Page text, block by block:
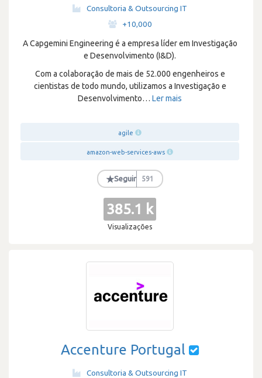
Consultoria & Outsourcing IT
+10,000
A Capgemini Engineering é a empresa líder em Investigação
e Desenvolvimento (I&D).
Com a colaboração de mais de 52.000 engenheiros e
cientistas de todo mundo, utilizamos a Investigação e
Desenvolvimento… Ler mais
agile
amazon-web-services-aws
★Seguir 591
385.1 k
Visualizações
Accenture Portugal
Consultoria & Outsourcing IT